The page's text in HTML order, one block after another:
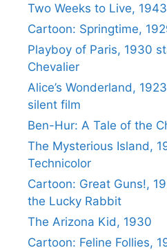
Two Weeks to Live, 1943
Cartoon: Springtime,
Playboy of Paris, 1930
Chevalier
Alice’s Wonderland,
silent film
Ben-Hur: A Tale of the
The Mysterious Island,
Technicolor
Cartoon: Great Guns!,
the Lucky Rabbit
The Arizona Kid, 1930
Cartoon: Feline Follies,